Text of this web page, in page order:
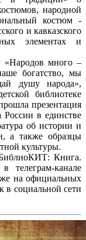
народной
костюм -
и кавказского
элементах и
«Народов много –
богатство, мы
душу народа»,
библиотеке
презентация
в единстве
об истории и
а также образцы
культуры.
Книга.
телеграм-канале
на официальных
в социальной сети